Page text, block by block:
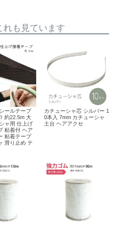
れも見ています
ールテープ
約22.5m 大
ャ用 仕上げ
粘着付 ヘア
粘着テープ
滑り止め テ
カチューシャ芯 シルバー 1
0本入 7mm カチューシャ
土台 ヘアアクセ